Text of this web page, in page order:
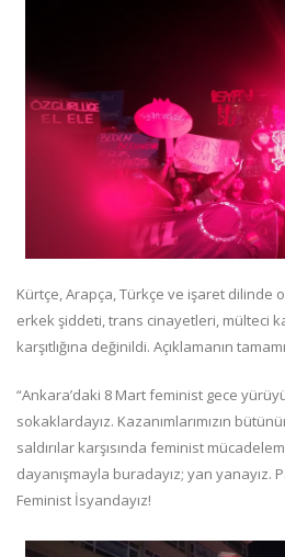
Kürtçe, Arapça, Türkçe ve işaret dilinde
erkek şiddeti, trans cinayetleri, mülteci
karşıtlığına değinildi. Açıklamanın
“Ankara’daki 8 Mart feminist gece
sokaklardayız. Kazanımlarımızın
saldırılar karşısında feminist
dayanışmayla buradayız; yan yanayız.
Feminist İsyandayız!